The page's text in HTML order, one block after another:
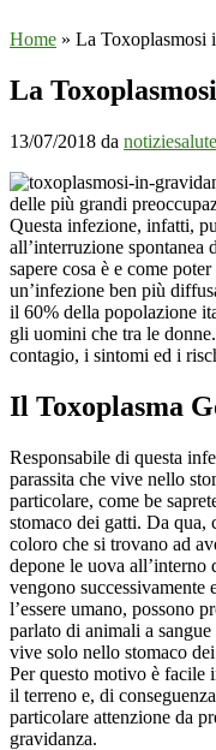
Home » La Toxoplasmosi
La
13/07/2018 da notiziesalute
delle più grandi
Questa infezione, infatti,
all’interruzione spontanea
sapere cosa è e come
un’infezione ben più
il 60% della popolazione
gli uomini che tra le
contagio, i sintomi ed i
Il Toxoplasma
Responsabile di questa
parassita che vive nello
particolare, come be
stomaco dei gatti. Da qua,
coloro che si trovano ad
depone le uova all’interno
vengono successivamente
l’essere umano, possono
parlato di animali a
vive solo nello stomaco
Per questo motivo è facile
il terreno e, di
particolare attenzione da
gravidanza.